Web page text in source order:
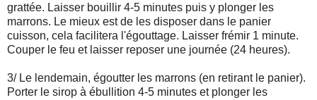
grattée. Laisser bouillir 4-5 minutes puis y plonger les
marrons. Le mieux est de les disposer dans le panier
cuisson, cela facilitera l'égouttage. Laisser frémir 1 minute.
Couper le feu et laisser reposer une journée (24 heures).
3/ Le lendemain, égoutter les marrons (en retirant le panier).
Porter le sirop à ébullition 4-5 minutes et plonger les